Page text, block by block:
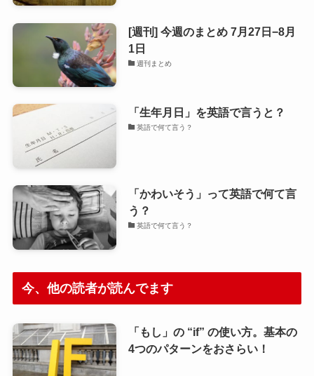
[週刊] 今週のまとめ 7月27日−8月
1日
週刊まとめ
「生年月日」を英語で言うと？
英語で何て言う？
「かわいそう」って英語で何て言
う？
英語で何て言う？
今、他の読者が読んでます
「もし」の “if” の使い方。基本の
4つのパターンをおさらい！